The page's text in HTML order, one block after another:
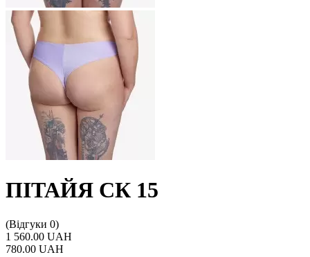
ПІТАЙЯ СК 15
(Відгуки 0)
1 560.00 UAH
780.00 UAH